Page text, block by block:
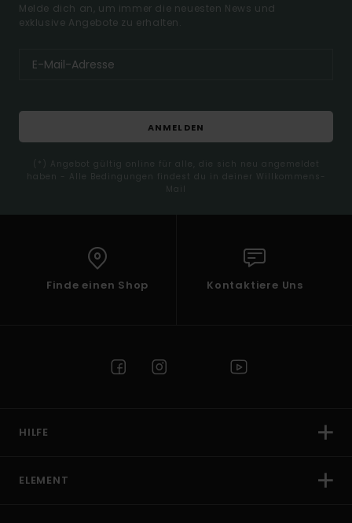
Melde dich an, um immer die neuesten News und
exklusive Angebote zu erhalten.
ANMELDEN
(*) Angebot gültig online für alle, die sich neu angemeldet
haben - Alle Bedingungen findest du in deiner Willkommens-
Mail
Finde einen Shop Kontaktiere Uns
HILFE
ELEMENT